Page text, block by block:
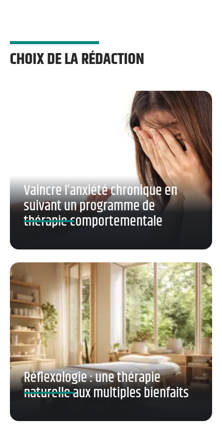
CHOIX DE LA RÉDACTION
Vaincre l’anxiété chronique en
suivant un programme de
thérapie comportementale
Réflexologie : une thérapie
naturelle aux multiples bienfaits